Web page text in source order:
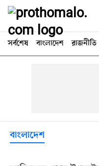
সর্বশেষ বাংলাদেশ রাজনীতি
বাংলাদেশ